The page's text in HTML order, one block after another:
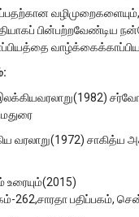
பின்பற்றவேண்டிய
வரலாறு(1972) சாகித்ய
உரையும்(2015)
262,சாரதா பதிப்பகம்,